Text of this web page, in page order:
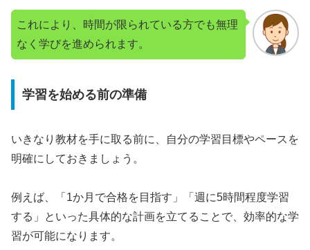
これにより、時間が限られている方でも無理
なく学びを進められます。
学習を始める前の準備
いきなり教材を手に取る前に、自分の学習目標やペースを
明確にしておきましょう。
例えば、「1か月で合格を目指す」「週に5時間程度学習
する」といった具体的な計画を立てることで、効率的な学
習が可能になります。